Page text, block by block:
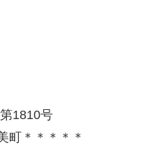
1810号
町＊＊＊＊＊